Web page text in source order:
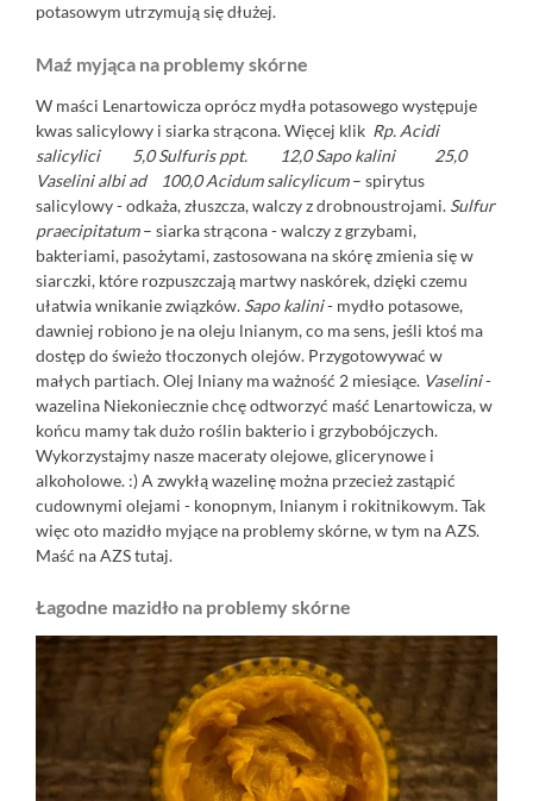
potasowym utrzymują się dłużej.
Maź myjąca na problemy skórne
W maści Lenartowicza oprócz mydła potasowego występuje
kwas salicylowy i siarka strącona. Więcej klik Rp. Acidi
salicylici 5,0 Sulfuris ppt. 12,0 Sapo kalini 25,0
Vaselini albi ad 100,0 Acidum salicylicum– spirytus
salicylowy - odkaża, złuszcza, walczy z drobnoustrojami. Sulfur
praecipitatum– siarka strącona - walczy z grzybami,
bakteriami, pasożytami, zastosowana na skórę zmienia się w
siarczki, które rozpuszczają martwy naskórek, dzięki czemu
ułatwia wnikanie związków. Sapo kalini- mydło potasowe,
dawniej robiono je na oleju lnianym, co ma sens, jeśli ktoś ma
dostęp do świeżo tłoczonych olejów. Przygotowywać w
małych partiach. Olej lniany ma ważność 2 miesiące. Vaselini-
wazelina Niekoniecznie chcę odtworzyć maść Lenartowicza, w
końcu mamy tak dużo roślin bakterio i grzybobójczych.
Wykorzystajmy nasze maceraty olejowe, glicerynowe i
alkoholowe. :) A zwykłą wazelinę można przecież zastąpić
cudownymi olejami - konopnym, lnianym i rokitnikowym. Tak
więc oto mazidło myjące na problemy skórne, w tym na AZS.
Maść na AZStutaj.
Łagodne mazidło na problemy skórne